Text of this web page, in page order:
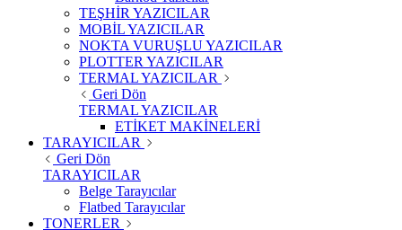
TEŞHİR YAZICILAR
MOBİL YAZICILAR
NOKTA VURUŞLU YAZICILAR
PLOTTER YAZICILAR
TERMAL YAZICILAR
Geri Dön
TERMAL YAZICILAR
ETİKET MAKİNELERİ
TARAYICILAR
Geri Dön
TARAYICILAR
Belge Tarayıcılar
Flatbed Tarayıcılar
TONERLER